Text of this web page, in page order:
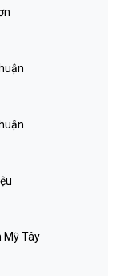
Mỹ Tây